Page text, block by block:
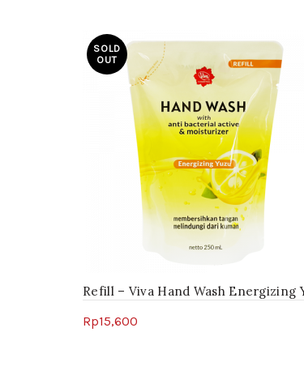
SOLD
OUT
Refill – Viva Hand Wash Energizing
Rp15,600